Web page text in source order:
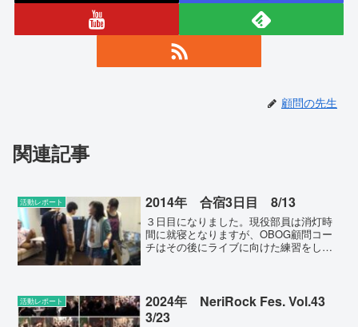
顧問の先生
関連記事
活動レポート 2014年 合宿3日目 8/13
３日目になりました。現役部員は消灯時
間に就寝となりますが、OBOG顧問コー
チはその後にライブに向けた練習をして
ほどの過酷な状況です。...
活動レポート
2024年 NeriRock Fes. Vol.43
3/23